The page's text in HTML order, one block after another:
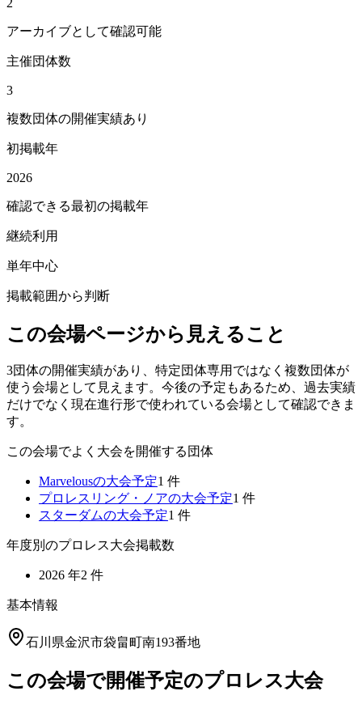
アーカイブとして確認可能
主催団体数
3
複数団体の開催実績あり
初掲載年
2026
確認できる最初の掲載年
継続利用
単年中心
掲載範囲から判断
この会場ページから見えること
3団体の開催実績があり、特定団体専用ではなく複数団体が
使う会場として見えます。今後の予定もあるため、過去実績
だけでなく現在進行形で使われている会場として確認できま
す。
この会場でよく大会を開催する団体
Marvelousの大会予定1 件
プロレスリング・ノアの大会予定1 件
スターダムの大会予定1 件
年度別のプロレス大会掲載数
2026 年2 件
基本情報
石川県金沢市袋畠町南193番地
この会場で開催予定のプロレス大会